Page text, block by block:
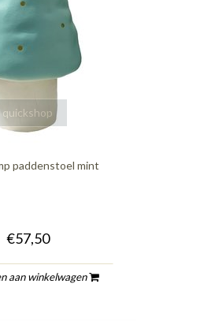
quickshop
paddenstoel mint
€57,50
aan winkelwagen